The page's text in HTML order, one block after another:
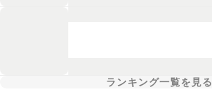
ランキング一覧を見る